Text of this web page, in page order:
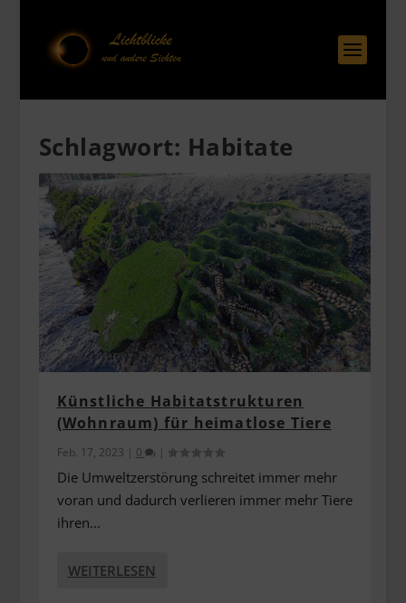
Schlagwort: Habitate
Künstliche Habitatstrukturen
(Wohnraum) für heimatlose Tiere
Feb. 17, 2023 | 0 |
Die Umweltzerstörung schreitet immer mehr
voran und dadurch verlieren immer mehr Tiere
ihren...
WEITERLESEN